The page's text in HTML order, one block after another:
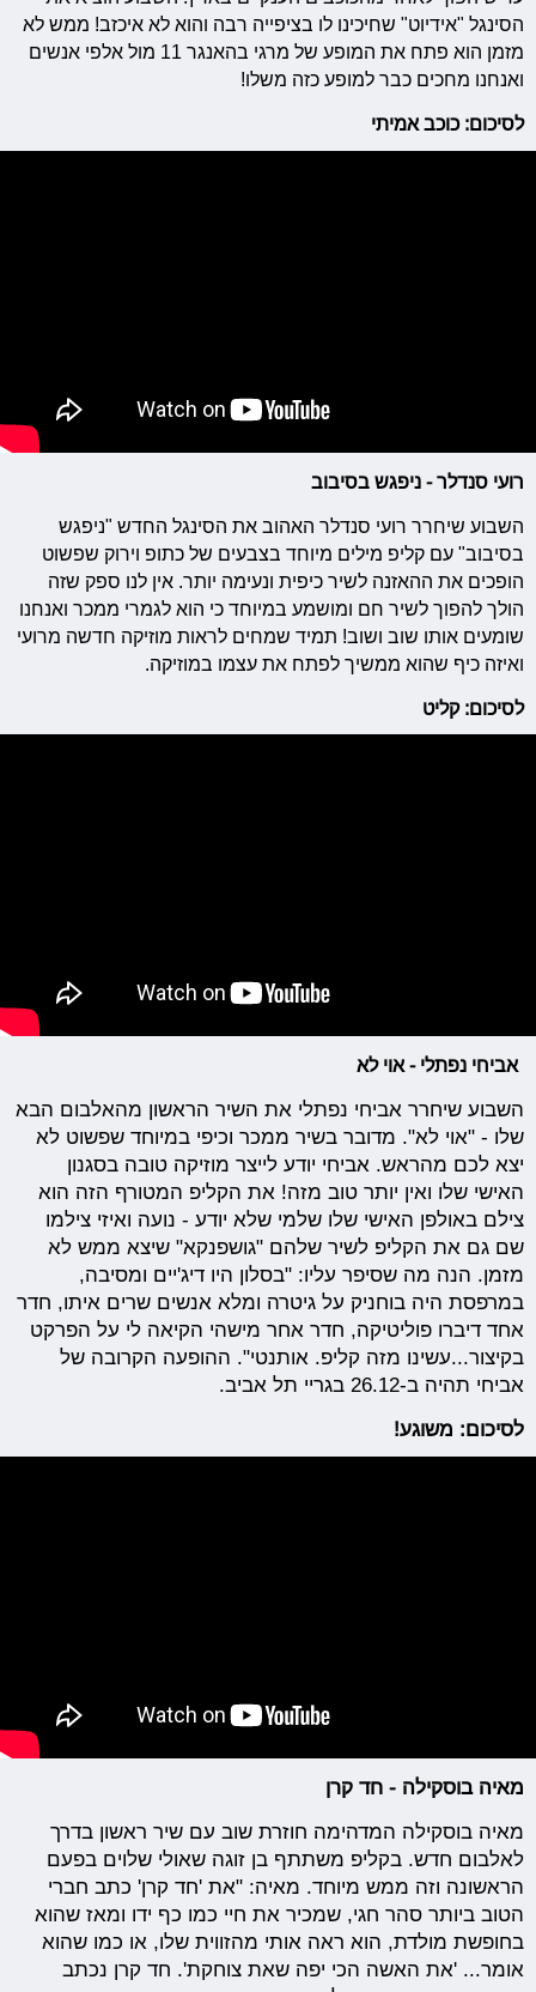
הסינגל "אידיוט" שחיכינו לו בציפייה רבה והוא לא איכזב! ממש לא
מזמן הוא פתח את המופע של מרגי בהאנגר 11 מול אלפי אנשים
ואנחנו מחכים כבר למופע כזה משלו!
לסיכום: כוכב אמיתי
רועי סנדלר - ניפגש בסיבוב
השבוע שיחרר רועי סנדלר האהוב את הסינגל החדש "ניפגש
בסיבוב" עם קליפ מילים מיוחד בצבעים של כתופ וירוק שפשוט
הופכים את ההאזנה לשיר כיפית ונעימה יותר. אין לנו ספק שזה
הולך להפוך לשיר חם ומושמע במיוחד כי הוא לגמרי ממכר ואנחנו
שומעים אותו שוב ושוב! תמיד שמחים לראות מוזיקה חדשה מרועי
ואיזה כיף שהוא ממשיך לפתח את עצמו במוזיקה.
לסיכום: קליט
אביחי נפתלי - אוי לא
השבוע שיחרר אביחי נפתלי את השיר הראשון מהאלבום הבא
שלו - "אוי לא". מדובר בשיר ממכר וכיפי במיוחד שפשוט לא
יצא לכם מהראש. אביחי יודע לייצר מוזיקה טובה בסגנון
האישי שלו ואין יותר טוב מזה! את הקליפ המטורף הזה הוא
צילם באולפן האישי שלו שלמי שלא יודע - נועה ואיזי צילמו
שם גם את הקליפ לשיר שלהם "גושפנקא" שיצא ממש לא
מזמן. הנה מה שסיפר עליו: "בסלון היו דיג'יים ומסיבה,
במרפסת היה בוחניק על גיטרה ומלא אנשים שרים איתו, חדר
אחד דיברו פוליטיקה, חדר אחר מישהי הקיאה לי על הפרקט
בקיצור...עשינו מזה קליפ. אותנטי". ההופעה הקרובה של
אביחי תהיה ב-26.12 בגריי תל אביב.
לסיכום: משוגע!
מאיה בוסקילה - חד קרן
מאיה בוסקילה המדהימה חוזרת שוב עם שיר ראשון בדרך
לאלבום חדש. בקליפ משתתף בן זוגה שאולי שלוים בפעם
הראשונה וזה ממש מיוחד. מאיה: "את 'חד קרן' כתב חברי
הטוב ביותר סהר חגי, שמכיר את חיי כמו כף ידו ומאז שהוא
בחופשת מולדת, הוא ראה אותי מהזווית שלו, או כמו שהוא
אומר... 'את האשה הכי יפה שאת צוחקת'. חד קרן נכתב